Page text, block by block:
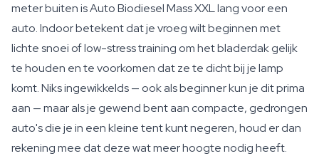
meter buiten is Auto Biodiesel Mass XXL lang voor een
auto. Indoor betekent dat je vroeg wilt beginnen met
lichte snoei of low-stress training om het bladerdak gelijk
te houden en te voorkomen dat ze te dicht bij je lamp
komt. Niks ingewikkelds — ook als beginner kun je dit prima
aan — maar als je gewend bent aan compacte, gedrongen
auto's die je in een kleine tent kunt negeren, houd er dan
rekening mee dat deze wat meer hoogte nodig heeft.